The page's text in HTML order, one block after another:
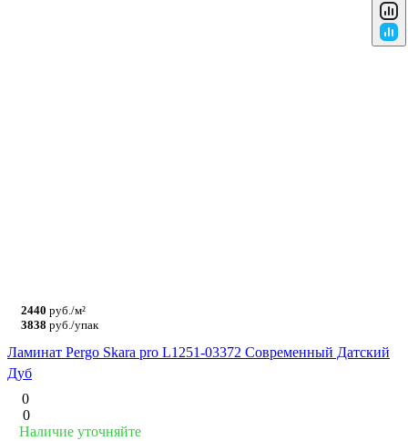
2440 руб./м²
3838 руб./упак
Ламинат Pergo Skara pro L1251-03372 Современный Датский
Дуб
0
0
Наличие уточняйте